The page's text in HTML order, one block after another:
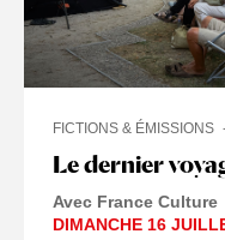
Le dernier
FICTIONS & ÉMISSIONS
Avec France Culture
DIMANCHE 16